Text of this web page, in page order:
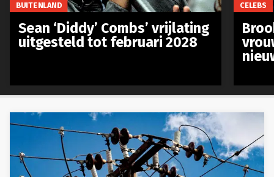
BUITENLAND
Sean ‘Diddy’ Combs’ vrijlating
uitgesteld tot februari 2028
CELEBS